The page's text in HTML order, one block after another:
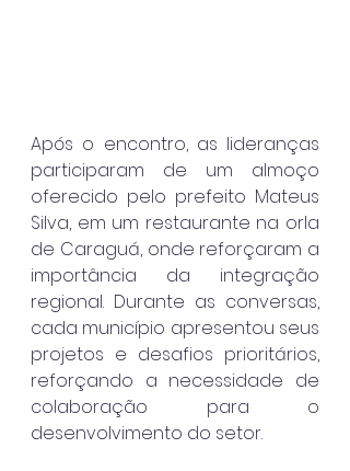
Após o encontro, as lideranças
participaram de um almoço
oferecido pelo prefeito Mateus
Silva, em um restaurante na orla
de Caraguá, onde reforçaram a
importância da integração
regional. Durante as conversas,
cada município apresentou seus
projetos e desafios prioritários,
reforçando a necessidade de
colaboração para o
desenvolvimento do setor.